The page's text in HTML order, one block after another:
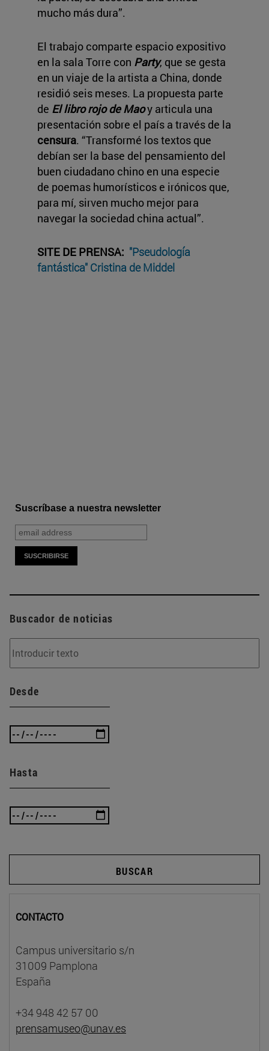
mucho más dura”.
El trabajo comparte espacio expositivo
en la sala Torre con Party, que se gesta
en un viaje de la artista a China, donde
residió seis meses. La propuesta parte
de El libro rojo de Maoy articula una
presentación sobre el país a través de la
censura. “Transformé los textos que
debían ser la base del pensamiento del
buen ciudadano chino en una especie
de poemas humorísticos e irónicos que,
para mí, sirven mucho mejor para
navegar la sociedad china actual”.
SITE DE PRENSA: "Pseudología
fantástica" Cristina de Middel
Suscríbase a nuestra newsletter
Buscador de noticias
Desde
Hasta
BUSCAR
CONTACTO
Campus universitario s/n
31009 Pamplona
España
+34 948 42 57 00
prensamuseo@unav.es